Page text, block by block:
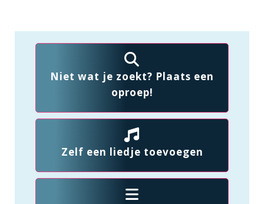
Niet wat je zoekt? Plaats een
oproep!
Zelf een liedje toevoegen